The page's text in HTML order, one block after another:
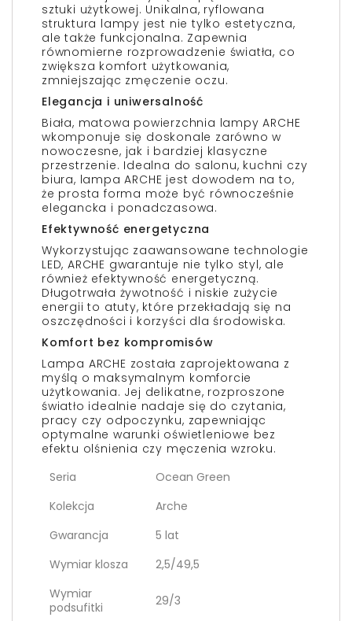
sztuki użytkowej. Unikalna, ryflowana
struktura lampy jest nie tylko estetyczna,
ale także funkcjonalna. Zapewnia
równomierne rozprowadzenie światła, co
zwiększa komfort użytkowania,
zmniejszając zmęczenie oczu.
Elegancja i uniwersalność
Biała, matowa powierzchnia lampy ARCHE
wkomponuje się doskonale zarówno w
nowoczesne, jak i bardziej klasyczne
przestrzenie. Idealna do salonu, kuchni czy
biura, lampa ARCHE jest dowodem na to,
że prosta forma może być równocześnie
elegancka i ponadczasowa.
Efektywność energetyczna
Wykorzystując zaawansowane technologie
LED, ARCHE gwarantuje nie tylko styl, ale
również efektywność energetyczną.
Długotrwała żywotność i niskie zużycie
energii to atuty, które przekładają się na
oszczędności i korzyści dla środowiska.
Komfort bez kompromisów
Lampa ARCHE została zaprojektowana z
myślą o maksymalnym komforcie
użytkowania. Jej delikatne, rozproszone
światło idealnie nadaje się do czytania,
pracy czy odpoczynku, zapewniając
optymalne warunki oświetleniowe bez
efektu olśnienia czy męczenia wzroku.
Seria
Ocean Green
Kolekcja
Arche
Gwarancja
5 lat
Wymiar klosza
2,5/49,5
Wymiar
podsufitki
29/3